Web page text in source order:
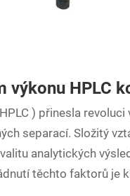
výkonu HPLC
HPLC ) přinesla revoluci
separací. Složitý
analytických
těchto faktorů je